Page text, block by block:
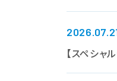
【スペシャ